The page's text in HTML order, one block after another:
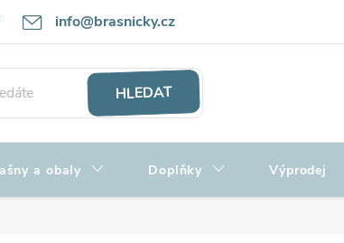
info@brasnicky.cz
osobních údajů Hodnocení obchodu
HLEDAT
a obaly Doplňky Výprodej